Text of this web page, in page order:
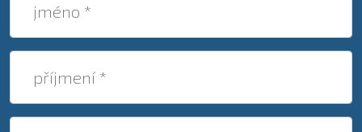
jméno *
příjmení *